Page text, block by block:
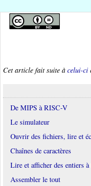
Cet article fait suite à celui-ci
De MIPS à RISC-V
Le simulateur
Ouvrir des fichiers, lire et
Chaînes de caractères
Lire et afficher des entiers à
Assembler le tout